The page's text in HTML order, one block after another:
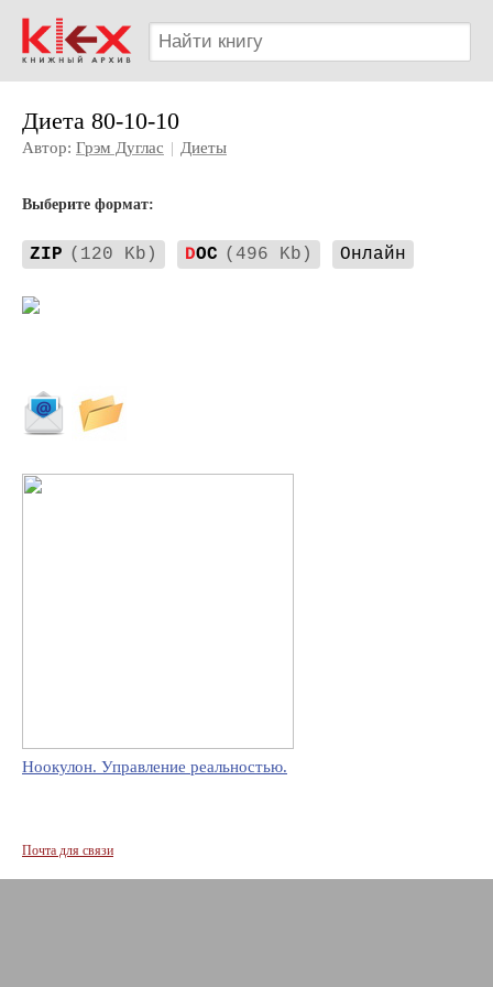
Диета 80-10-10
Автор: Грэм Дуглас | Диеты
Выберите формат:
ZIP (120 Kb) DOC (496 Kb) Онлайн
Ноокулон. Управление реальностью.
Почта для связи